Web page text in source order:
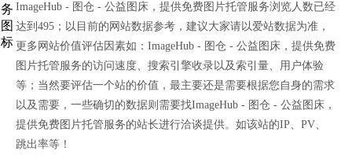
ImageHub - 图仓 - 公益图床，提供免费图片托管服务浏览人数已经
达到495；以目前的网站数据参考，建议大家请以爱站数据为准，
更多网站价值评估因素如：ImageHub - 图仓 - 公益图床，提供免费
图片托管服务的访问速度、搜索引擎收录以及索引量、用户体验
等；当然要评估一个站的价值，最主要还是需要根据您自身的需求
以及需要，一些确切的数据则需要找ImageHub - 图仓 - 公益图床，
提供免费图片托管服务的站长进行洽谈提供。如该站的IP、PV、
跳出率等！